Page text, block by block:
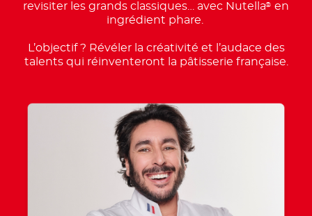
revisiter les grands classiques… avec Nutella® en
ingrédient phare.
L’objectif ? Révéler la créativité et l’audace des
talents qui réinventeront la pâtisserie française.